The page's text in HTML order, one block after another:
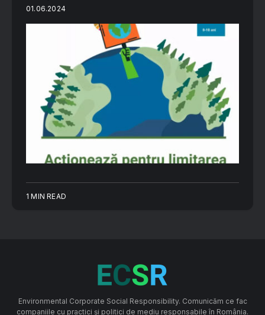
01.06.2024
1 MIN READ
Environmental Corporate Social Responsibility. Comunicăm ce fac
companiile cu practici și politici de mediu responsabile în România.